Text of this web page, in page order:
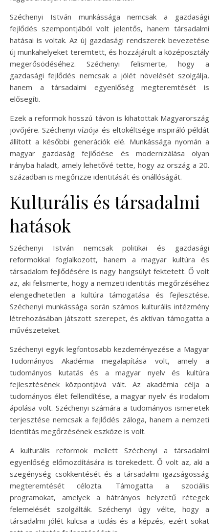
Széchenyi István munkássága nemcsak a gazdasági
fejlődés szempontjából volt jelentős, hanem társadalmi
hatásai is voltak. Az új gazdasági rendszerek bevezetése
új munkahelyeket teremtett, és hozzájárult a középosztály
megerősödéséhez. Széchenyi felismerte, hogy a
gazdasági fejlődés nemcsak a jólét növelését szolgálja,
hanem a társadalmi egyenlőség megteremtését is
elősegíti.
Ezek a reformok hosszú távon is kihatottak Magyarország
jövőjére. Széchenyi víziója és eltökéltsége inspiráló példát
állított a későbbi generációk elé. Munkássága nyomán a
magyar gazdaság fejlődése és modernizálása olyan
irányba haladt, amely lehetővé tette, hogy az ország a 20.
században is megőrizze identitását és önállóságát.
Kulturális és társadalmi
hatások
Széchenyi István nemcsak politikai és gazdasági
reformokkal foglalkozott, hanem a magyar kultúra és
társadalom fejlődésére is nagy hangsúlyt fektetett. Ő volt
az, aki felismerte, hogy a nemzeti identitás megőrzéséhez
elengedhetetlen a kultúra támogatása és fejlesztése.
Széchenyi munkássága során számos kulturális intézmény
létrehozásában játszott szerepet, és aktívan támogatta a
művészeteket.
Széchenyi egyik legfontosabb kezdeményezése a Magyar
Tudományos Akadémia megalapítása volt, amely a
tudományos kutatás és a magyar nyelv és kultúra
fejlesztésének központjává vált. Az akadémia célja a
tudományos élet fellendítése, a magyar nyelv és irodalom
ápolása volt. Széchenyi számára a tudományos ismeretek
terjesztése nemcsak a fejlődés záloga, hanem a nemzeti
identitás megőrzésének eszköze is volt.
A kulturális reformok mellett Széchenyi a társadalmi
egyenlőség előmozdítására is törekedett. Ő volt az, aki a
szegénység csökkentését és a társadalmi igazságosság
megteremtését célozta. Támogatta a szociális
programokat, amelyek a hátrányos helyzetű rétegek
felemelését szolgálták. Széchenyi úgy vélte, hogy a
társadalmi jólét kulcsa a tudás és a képzés, ezért sokat